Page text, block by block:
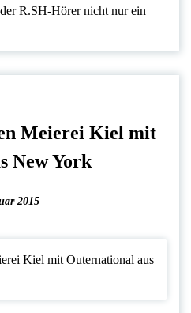
R.SH-Hörer nicht nur ein
Meierei Kiel mit
New York
2015